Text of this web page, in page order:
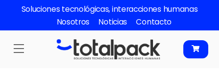
content
Soluciones tecnológicas, interacciones humanas
Nosotros
Noticias Contacto
Menu